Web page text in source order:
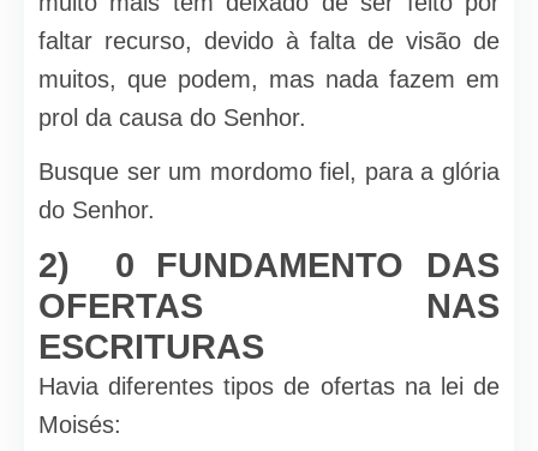
faltar recurso, devi­do à falta de visão de
muitos, que podem, mas nada fazem em
prol da causa do Senhor.
Busque ser um mordomo fiel, para a glória
do Senhor.
2) 0 FUNDAMENTO DAS
OFERTAS NAS
ESCRITURAS
Havia diferentes tipos de ofertas na lei de
Moisés: